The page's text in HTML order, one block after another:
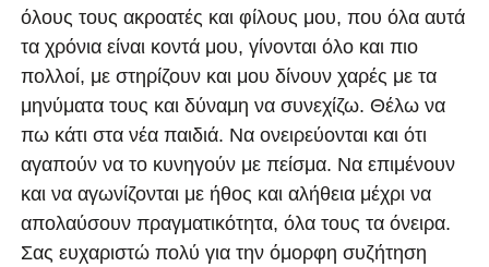
όλους τους ακροατές και φίλους μου, που όλα αυτά
τα χρόνια είναι κοντά μου, γίνονται όλο και πιο
πολλοί, με στηρίζουν και μου δίνουν χαρές με τα
μηνύματα τους και δύναμη να συνεχίζω. Θέλω να
πω κάτι στα νέα παιδιά. Να ονειρεύονται και ότι
αγαπούν να το κυνηγούν με πείσμα. Να επιμένουν
και να αγωνίζονται με ήθος και αλήθεια μέχρι να
απολαύσουν πραγματικότητα, όλα τους τα όνειρα.
Σας ευχαριστώ πολύ για την όμορφη συζήτηση